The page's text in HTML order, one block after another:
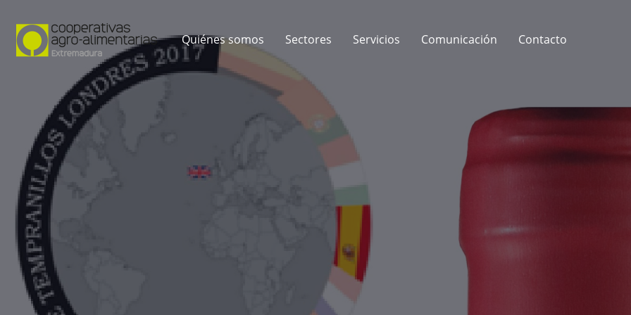
Quiénes somos Sectores Servicios Comunicación Contacto